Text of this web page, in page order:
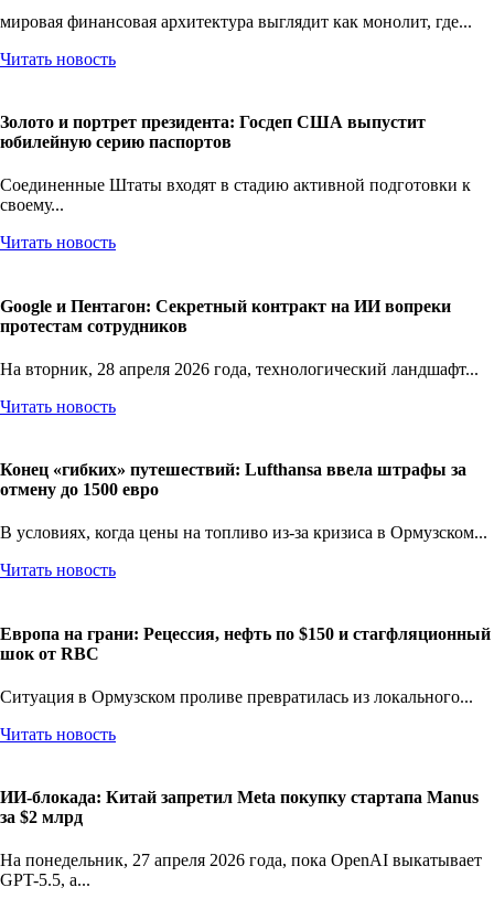
мировая финансовая архитектура выглядит как монолит, где...
Читать новость
Золото и портрет президента: Госдеп США выпустит
юбилейную серию паспортов
Соединенные Штаты входят в стадию активной подготовки к
своему...
Читать новость
Google и Пентагон: Секретный контракт на ИИ вопреки
протестам сотрудников
На вторник, 28 апреля 2026 года, технологический ландшафт...
Читать новость
Конец «гибких» путешествий: Lufthansa ввела штрафы за
отмену до 1500 евро
В условиях, когда цены на топливо из-за кризиса в Ормузском...
Читать новость
Европа на грани: Рецессия, нефть по $150 и стагфляционный
шок от RBC
Ситуация в Ормузском проливе превратилась из локального...
Читать новость
ИИ-блокада: Китай запретил Meta покупку стартапа Manus
за $2 млрд
На понедельник, 27 апреля 2026 года, пока OpenAI выкатывает
GPT-5.5, а...